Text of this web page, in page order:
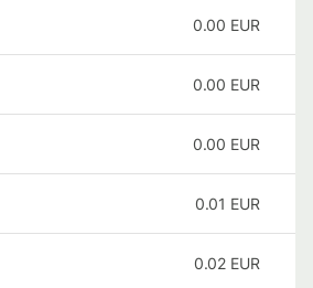
0.00 EUR
0.00 EUR
0.00 EUR
0.01 EUR
0.02 EUR